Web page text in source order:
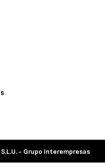
- Grupo Interempresas